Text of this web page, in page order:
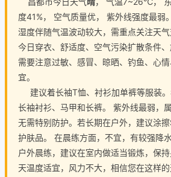
度41%， 空气质量优， 紫外线强度最弱
湿度伴随气温波动较大，需重点关注天气
今日穿衣、舒适度、空气污染扩散条件、
需要注意过敏、感冒、晾晒、钓鱼、心
宜。
建议着长袖T恤、衬衫加单裤等服装。
长袖衬衫、马甲和长裤。 紫外线最弱，
无需特别防护。若长期在户外，建议涂
护肤品。 在晨练方面，不宜，有较强降
户外晨练，建议在室内做适当锻炼，保
天温度适宜，风力不大，相信您在这样